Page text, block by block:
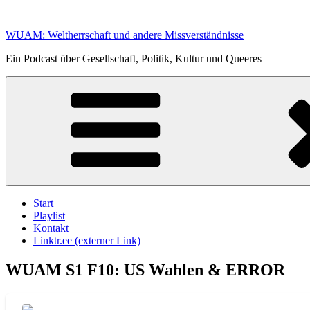
springen
WUAM: Weltherrschaft und andere Missverständnisse
Ein Podcast über Gesellschaft, Politik, Kultur und Queeres
Start
Playlist
Kontakt
Linktr.ee (externer Link)
WUAM S1 F10: US Wahlen & ERROR